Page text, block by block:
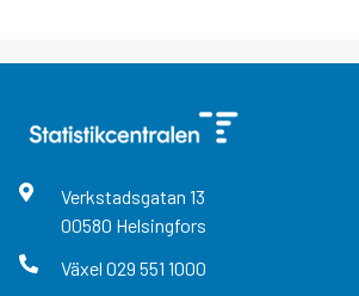
Verkstadsgatan 13
00580 Helsingfors
Växel 029 551 1000